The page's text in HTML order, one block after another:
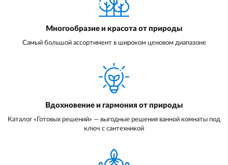
Многообразие и красота от природы
Самый большой ассортимент в широком ценовом диапазоне
Вдохновение и гармония от природы
Каталог «Готовых решений» — выгодные решения ванной комнаты под
ключ с сантехникой